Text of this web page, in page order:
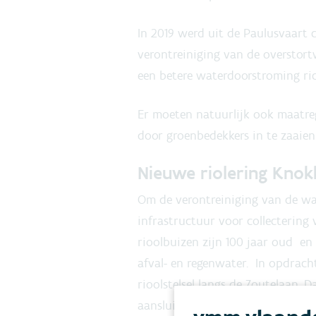
In 2019 werd uit de Paulusvaart
verontreiniging van de
een betere waterdoorstroming
Er moeten natuurlijk ook
door groenbedekkers in te
Nieuwe riolering
Om de verontreiniging van de
infrastructuur voor collectering
rioolbuizen zijn 100 jaar oud en
afval- en regenwater. In
rioolstelsel langs de Zoutelaan.
aansluitend de riolering wijk